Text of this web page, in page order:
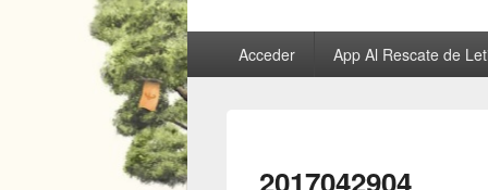
Menú
principalAcceder App Al Rescate de